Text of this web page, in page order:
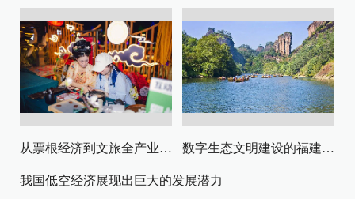
从票根经济到文旅全产业链升级 数字生态文明建设的福建路径与启示
我国低空经济展现出巨大的发展潜力